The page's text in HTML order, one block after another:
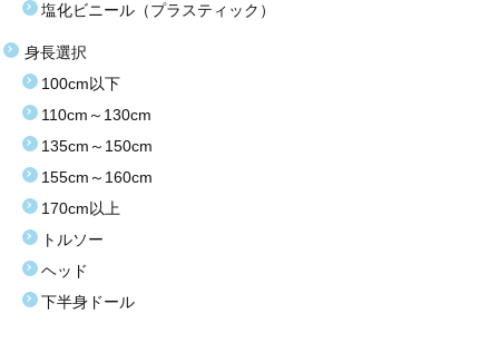
塩化ビニール（プラスティック）
身長選択
100cm以下
110cm～130cm
135cm～150cm
155cm～160cm
170cm以上
トルソー
ヘッド
下半身ドール